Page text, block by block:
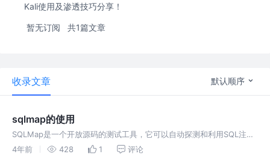
Kali使用及渗透技巧分享！
暂无订阅 共1篇文章
收录文章 默认顺序
sqlmap的使用
SQLMap是一个开放源码的测试工具，它可以自动探测和利用SQL注入
漏洞来接管数据库服务器！！！！！
4年前 428 1 评论